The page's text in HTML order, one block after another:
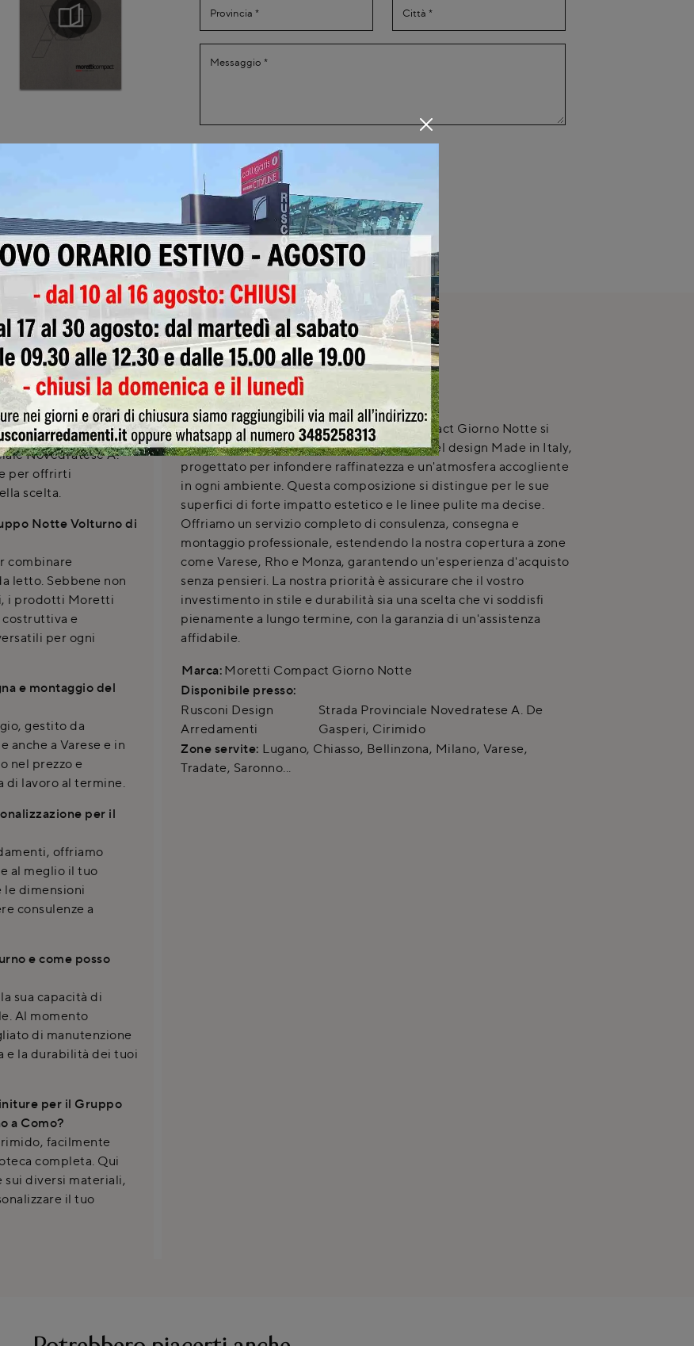
Ho preso visione della
Invia
di Moretti
Rusconi Design
Novedratese A.
per offrirti
scelta.
Notte Volturno di
combinare
letto. Sebbene non
i prodotti Moretti
e
per ogni
e montaggio del
gestito da
a Varese e in
nel prezzo e
lavoro al termine.
per il
offriamo
al meglio il tuo
le dimensioni
consulenze a
e come posso
sua capacità di
Al momento
di manutenzione
e la durabilità dei tuoi
per il Gruppo
a Como?
facilmente
completa. Qui
sui diversi materiali,
il tuo
SCHEDA TECNICA
Gruppo Notte Volturno
Il Gruppo Notte Volturno di Moretti Compact Giorno Notte si
presenta come un'autentica espressione del design Made in Italy,
progettato per infondere raffinatezza e un'atmosfera accogliente
in ogni ambiente. Questa composizione si distingue per le sue
superfici di forte impatto estetico e le linee pulite ma decise.
Offriamo un servizio completo di consulenza, consegna e
montaggio professionale, estendendo la nostra copertura a zone
come Varese, Rho e Monza, garantendo un'esperienza d'acquisto
senza pensieri. La nostra priorità è assicurare che il vostro
investimento in stile e durabilità sia una scelta che vi soddisfi
pienamente a lungo termine, con la garanzia di un'assistenza
affidabile.
Marca: Moretti Compact Giorno Notte
Disponibile presso:
Rusconi Design
Arredamenti
Strada Provinciale Novedratese A. De
Gasperi, Cirimido
Zone servite: Lugano, Chiasso, Bellinzona, Milano, Varese,
Tradate, Saronno...